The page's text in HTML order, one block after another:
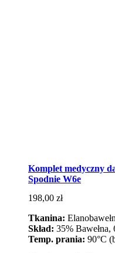
Komplet medyczny
Spodnie W6e
198,00 zł
Tkanina:
Skład: 35% Bawełna,
Temp. prania: 90°C